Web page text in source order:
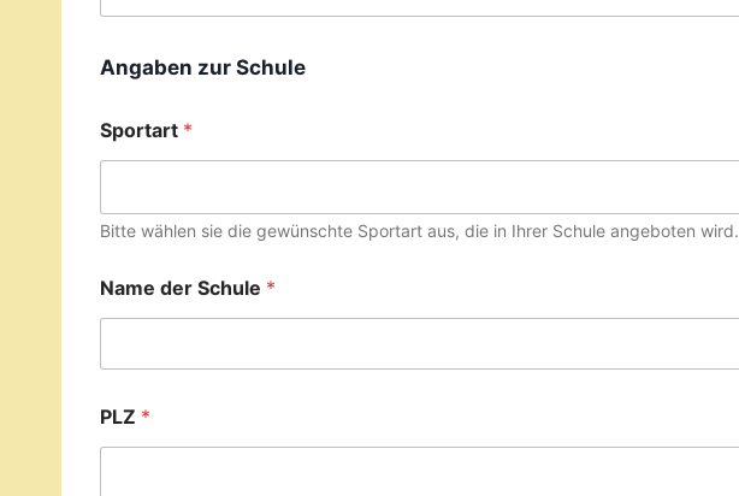
Angaben zur Schule
Sportart *
Bitte wählen sie die gewünschte Sportart aus, die in Ihrer Schule angeboten wird.
Name der Schule *
PLZ *